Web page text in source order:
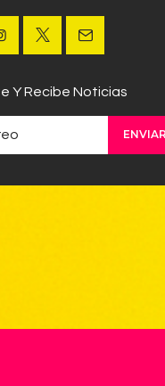
Y Recibe Noticias